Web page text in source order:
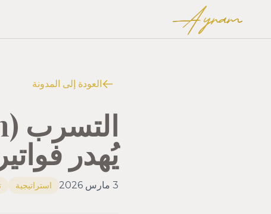
Ayram
العودة إلى المدونة
يُهدر
3 مارس 2026 استراتيجية